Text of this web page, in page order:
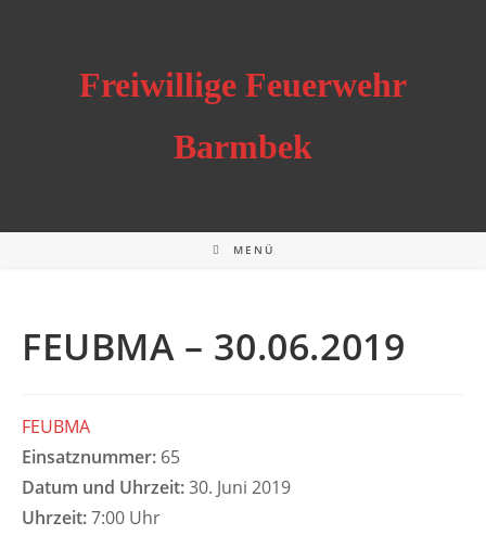
Freiwillige Feuerwehr
Barmbek
MENÜ
FEUBMA – 30.06.2019
FEUBMA
Einsatznummer: 65
Datum und Uhrzeit:30. Juni 2019
Uhrzeit:7:00 Uhr